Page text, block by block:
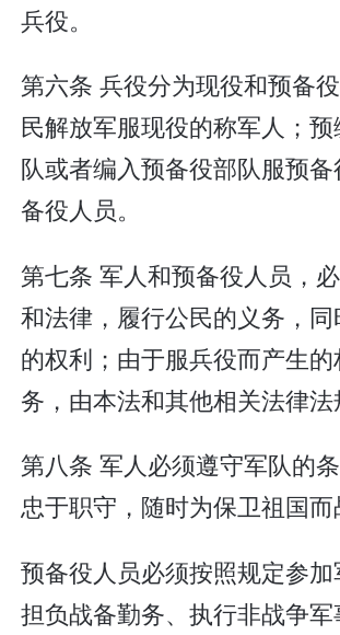
兵役。
第六条 兵役分为现役和预备
民解放军服现役的称军人；
队或者编入预备役部队服预
备役人员。
第七条 军人和预备役人员，
和法律，履行公民的义务，
的权利；由于服兵役而产生的
务，由本法和其他相关法律法
第八条 军人必须遵守军队的
忠于职守，随时为保卫祖国而
预备役人员必须按照规定参加
担负战备勤务、执行非战争